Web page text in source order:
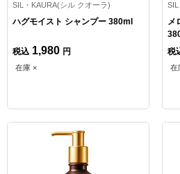
SIL・KAURA(シル クオーラ)
ハグモイスト シャンプー 380ml
税込 1,980 円
在庫 ×
メ
税
在